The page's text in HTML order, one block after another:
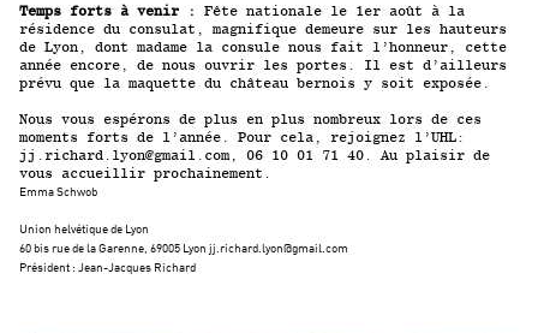
Temps forts à venir : Fête nationale le 1er août à la
résidence du consulat, magnifique demeure sur les hauteurs
de Lyon, dont madame la consule nous fait l’honneur, cette
année encore, de nous ouvrir les portes. Il est d’ailleurs
prévu que la maquette du château bernois y soit exposée.
Nous vous espérons de plus en plus nombreux lors de ces
moments forts de l’année. Pour cela, rejoignez l’UHL:
jj.richard.lyon@gmail.com, 06 10 01 71 40. Au plaisir de
vous accueillir prochainement.
Emma Schwob
Union helvétique de Lyon
60 bis rue de la Garenne, 69005 Lyon jj.richard.lyon@gmail.com
Président : Jean-Jacques Richard